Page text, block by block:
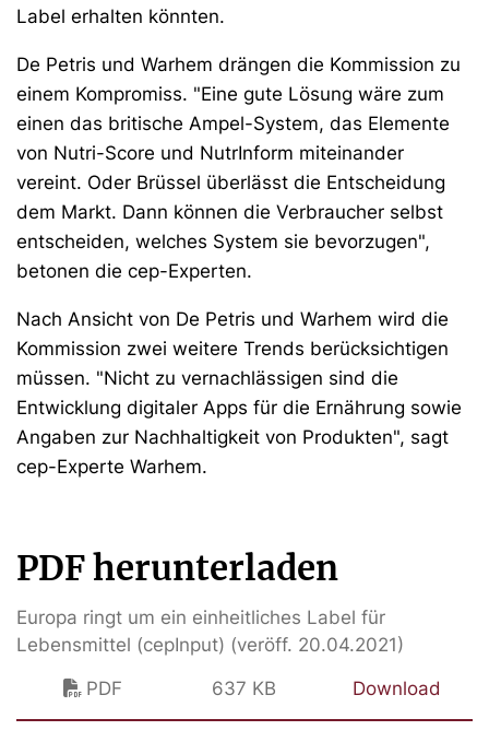
Label erhalten könnten.
De Petris und Warhem drängen die Kommission zu
einem Kompromiss. "Eine gute Lösung wäre zum
einen das britische Ampel-System, das Elemente
von Nutri-Score und NutrInform miteinander
vereint. Oder Brüssel überlässt die Entscheidung
dem Markt. Dann können die Verbraucher selbst
entscheiden, welches System sie bevorzugen",
betonen die cep-Experten.
Nach Ansicht von De Petris und Warhem wird die
Kommission zwei weitere Trends berücksichtigen
müssen. "Nicht zu vernachlässigen sind die
Entwicklung digitaler Apps für die Ernährung sowie
Angaben zur Nachhaltigkeit von Produkten", sagt
cep-Experte Warhem.
PDF herunterladen
Europa ringt um ein einheitliches Label für
Lebensmittel (cepInput) (veröff. 20.04.2021)
PDF
637 KB Download